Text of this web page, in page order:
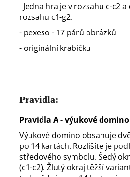
Jedna hra je v rozsahu c-c2
rozsahu c1-g2.
- pexeso - 17 párů obrázků
- originální krabičku
Pravidla:
Pravidla A - výukové domino
Výukové domino obsahuje
po 14 kartách. Rozlišíte je
středového symbolu. Šedý
(c1-c2). Žlutý okraj těžší